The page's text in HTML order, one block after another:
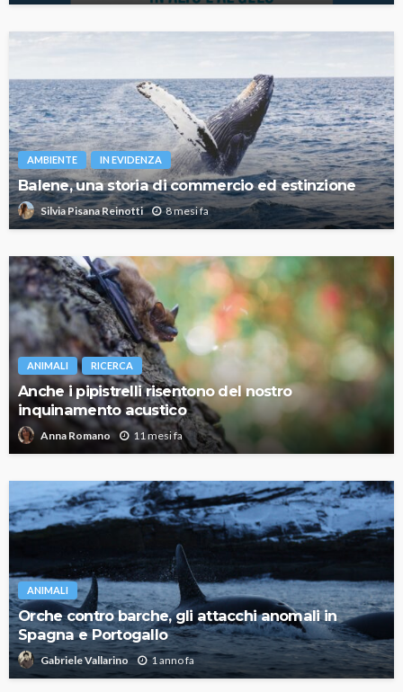
AMBIENTE IN EVIDENZA
Balene, una storia di commercio ed estinzione
Silvia Pisana Reinotti 8 mesi fa
ANIMALI RICERCA
Anche i pipistrelli risentono del nostro
inquinamento acustico
Anna Romano 11 mesi fa
ANIMALI
Orche contro barche, gli attacchi anomali in
Spagna e Portogallo
Gabriele Vallarino 1 anno fa